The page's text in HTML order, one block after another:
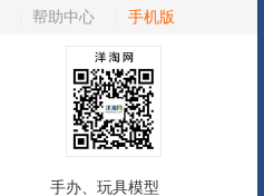
帮助中心 手机版
手办、玩具模型